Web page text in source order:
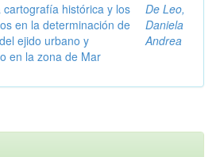
cartografía histórica y los
en la determinación de
ejido urbano y
en la zona de Mar
De Leo,
Daniela
Andrea